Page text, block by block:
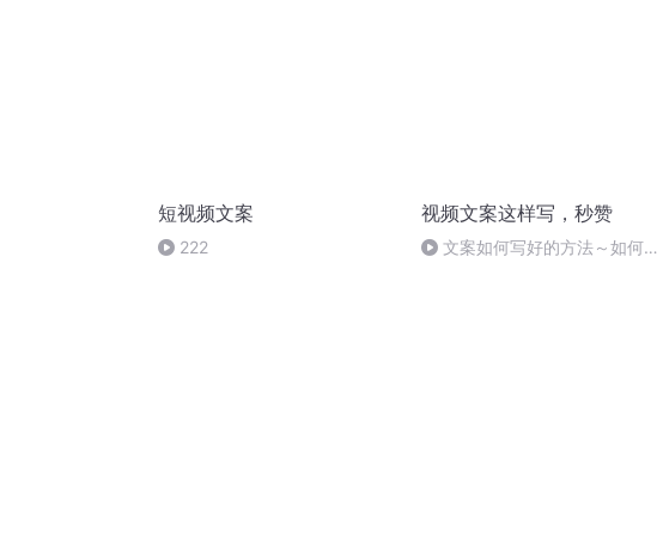
短视频文案
222
视频文案这样写，秒赞
文案如何写好的方法～如何与